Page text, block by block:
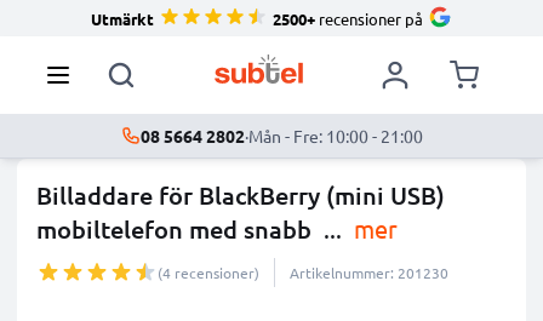
Utmärkt 2500+ recensioner på
08 5664 2802·Mån - Fre: 10:00 - 21:00
Billaddare för BlackBerry (mini USB)
mobiltelefon med snabb ... mer
(4 recensioner) Artikelnummer: 201230